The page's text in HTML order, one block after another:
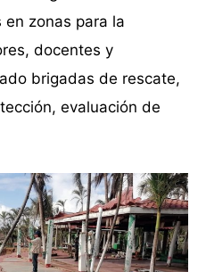
zonas para la
docentes y
brigadas de rescate,
evaluación de